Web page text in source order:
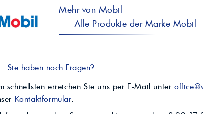
Mehr von Mobil
Alle Produkte der Marke Mobil
Sie haben noch Fragen?
schnellsten erreichen Sie uns per E-Mail unter
Kontaktformular.